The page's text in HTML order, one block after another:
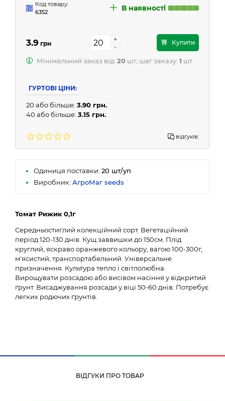
Код товару:
6352
В наявності
3.9 грн
+
-
+
-
Купити
Мінімальний заказ від: 20 шт; шаг заказу: 1 шт
ГУРТОВІ ЦІНИ:
20 або більше: 3.90 грн.
40 або більше: 3.15 грн.
відгуків:
Одиниця поставки: 20 шт/уп
Виробник: АгроМаг seeds
Томат Рижик 0,1г
Середньостиглий колекційний сорт. Вегетаційний
період 120-130 днів. Кущ заввишки до 150см. Плід
круглий, яскраво оранжевого кольору, вагою 100-300г,
м'ясистий, транспортабельний. Універсальне
призначення. Культура тепло і світлолюбна.
Вирощувати розсадою або висівом насіння у відкритий
ґрунт. Висаджування розсади у віці 50-60 днів. Потребує
легких родючих ґрунтів.
ВІДГУКИ ПРО ТОВАР